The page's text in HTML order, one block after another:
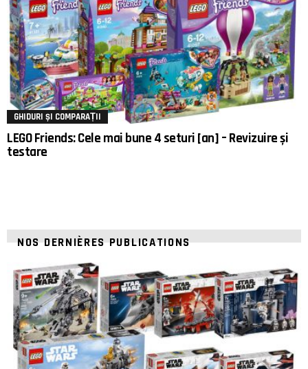
GHIDURI ȘI COMPARAȚII
LEGO Friends: Cele mai bune 4 seturi [an] – Revizuire și
testare
NOS DERNIÈRES PUBLICATIONS